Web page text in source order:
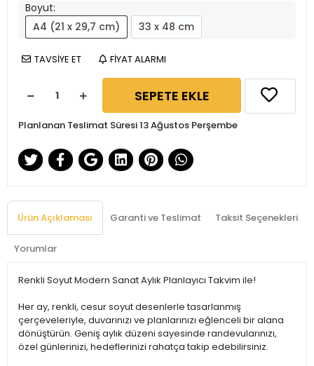
Boyut:
A4 (21 x 29,7 cm)
33 x 48 cm
TAVSİYE ET FİYAT ALARMI
SEPETE EKLE
Planlanan Teslimat Süresi 13 Ağustos Perşembe
Ürün Açıklaması Garanti ve Teslimat Taksit Seçenekleri
Yorumlar
Renkli Soyut Modern Sanat Aylık Planlayıcı Takvim ile!
Her ay, renkli, cesur soyut desenlerle tasarlanmış
çerçeveleriyle, duvarınızı ve planlarınızı eğlenceli bir alana
dönüştürün. Geniş aylık düzeni sayesinde randevularınızı,
özel günlerinizi, hedeflerinizi rahatça takip edebilirsiniz.